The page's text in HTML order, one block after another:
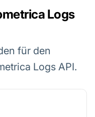
Logs
für den
Logs API.